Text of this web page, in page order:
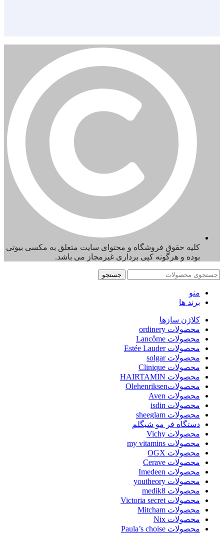
کلیه حقوق فروشگاه و محتوای سایت متعلق به مکسی بیوتی
بوده و هرگونه کپی برداری غیرمجاز می باشد.
جستجو
منو
برند ها
کلاژن سازها
محصولات ordinery
محصولات Lancôme
محصولات Estée Lauder
محصولات solgar
محصولات Clinique
محصولات HAIRTAMIN
محصولاتOlehenriksen
محصولات Aven
محصولات isdin
محصولات sheeglam
دستگاه فر مو شیگلم
محصولات Vichy
محصولات my vitamins
محصولات OGX
محصولات Cerave
محصولات Imedeen
محصولات youtheory
محصولات medik8
محصولات Victoria secret
محصولات Mitcham
محصولات Nix
محصولات Paula’s choise